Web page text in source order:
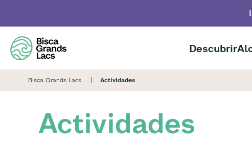
main
content
ℹ️
Descubrir
Bisca Grands Lacs Actividades
Actividades